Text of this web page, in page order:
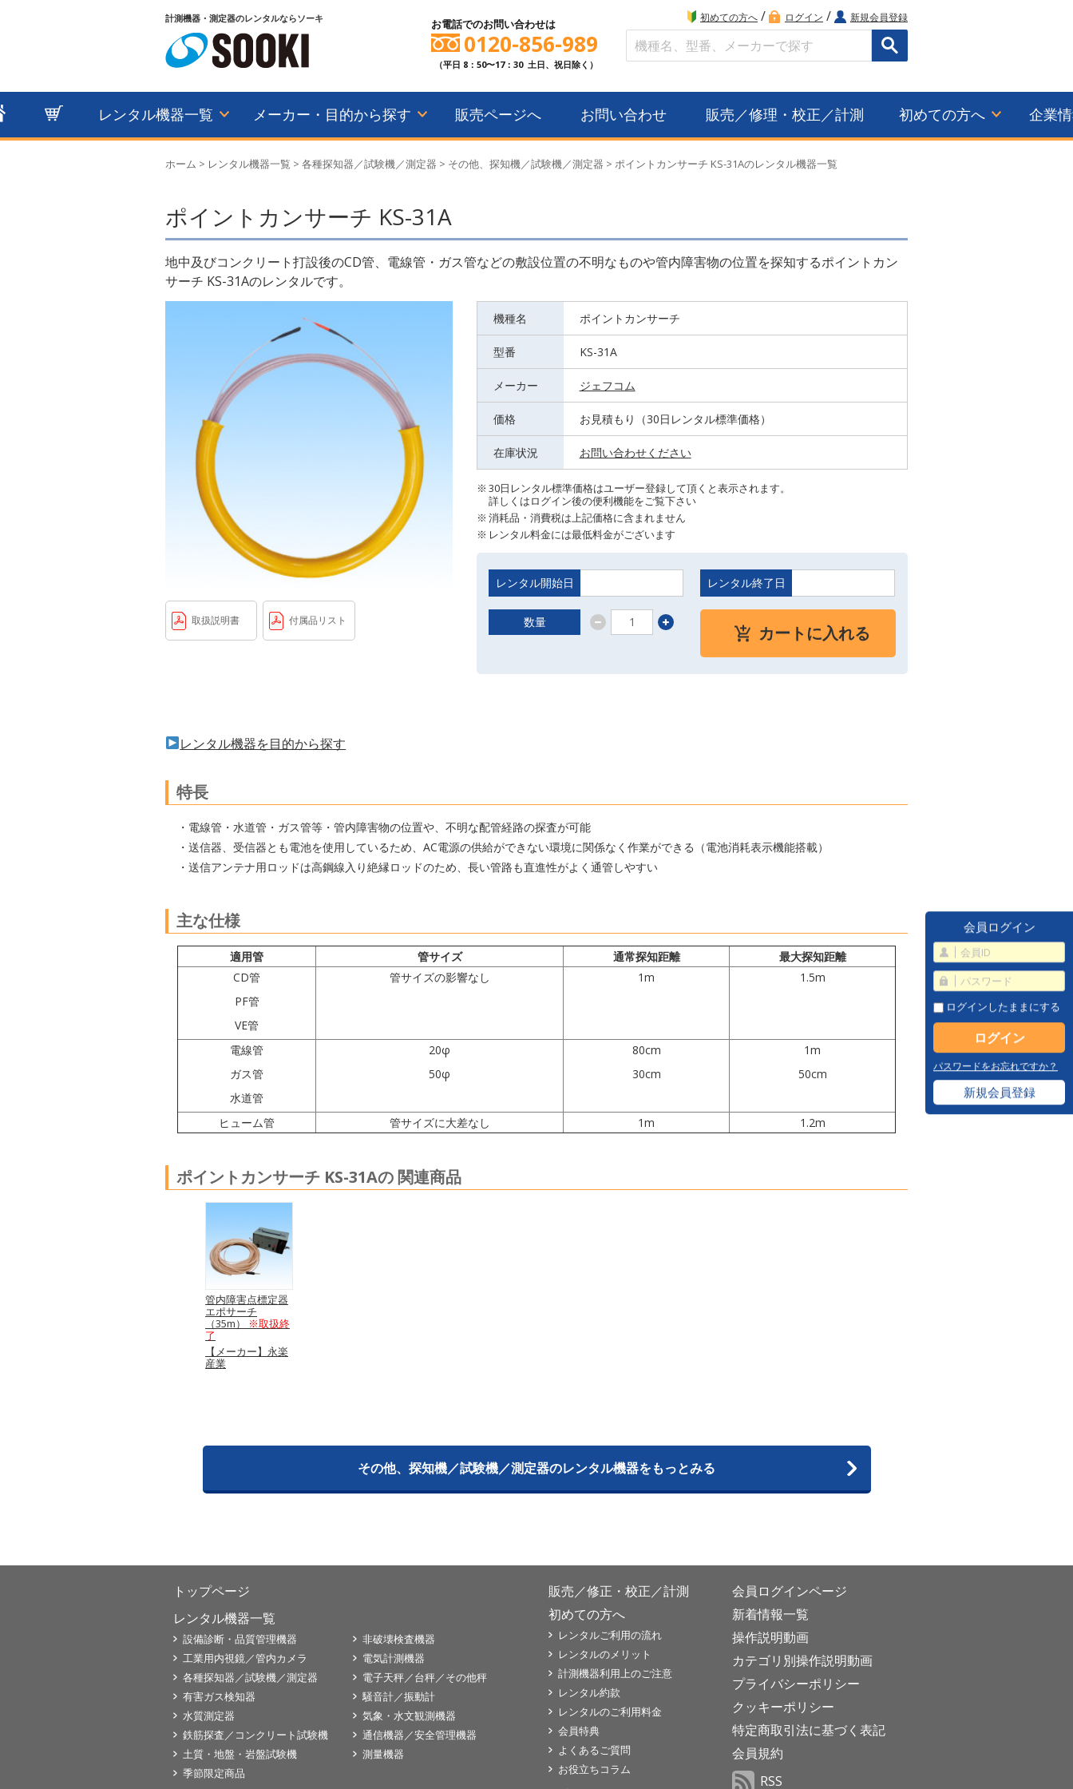
計測機器・測定器のレンタルならソーキ お電話でのお問い合わせは
0120-856-989
（平日 8：50〜17：30 土日、祝日除く）
初めての方へ / ログイン / 新規会員登録
レンタル機器一覧 メーカー・目的から探す 販売ページへ お問い合わせ 販売／修理・校正／計測 初めての方へ 企業
ホーム > レンタル機器一覧 > 各種探知器／試験機／測定器 > その他、探知機／試験機／測定器 > ポイントカンサーチ KS-31Aのレンタル機器一覧
ポイントカンサーチ KS-31A
地中及びコンクリート打設後のCD管、電線管・ガス管などの敷設位置の不明なものや管内障害物の位置を探知するポイントカン
サーチ KS-31Aのレンタルです。
取扱説明書 付属品リスト
機種名 ポイントカンサーチ
型番 KS-31A
メーカー ジェフコム
価格 お見積もり（30日レンタル標準価格）
在庫状況 お問い合わせください
30日レンタル標準価格はユーザー登録して頂くと表示されます。
詳しくはログイン後の便利機能をご覧下さい
消耗品・消費税は上記価格に含まれません
レンタル料金には最低料金がございます
レンタル開始日 レンタル終了日
数量
カートに入れる
レンタル機器を目的から探す
特長
・電線管・水道管・ガス管等・管内障害物の位置や、不明な配管経路の探査が可能
・送信器、受信器とも電池を使用しているため、AC電源の供給ができない環境に関係なく作業ができる（電池消耗表示機能搭載）
・送信アンテナ用ロッドは高鋼線入り絶縁ロッドのため、長い管路も直進性がよく通管しやすい
主な仕様
適用管 管サイズ 通常探知距離
最大探知距離
CD管
PF管
VE管
管サイズの影響なし 1m 1.5m
電線管
ガス管
水道管
20φ
50φ
80cm
30cm
1m
50cm
ヒューム管 管サイズに大差なし 1m 1.2m
ポイントカンサーチ KS-31Aの 関連商品
管内障害点標定器
エポサーチ
（35m）
※取扱終
了
【メーカー】永楽
産業
その他、探知機／試験機／測定器のレンタル機器をもっとみる
会員ログイン
ログインしたままにする
パスワードをお忘れですか？
新規会員登録
トップページ
レンタル機器一覧
設備診断・品質管理機器
非破壊検査機器
工業用内視鏡／管内カメラ
電気計測機器
各種探知器／試験機／測定器
電子天秤／台秤／その他秤
有害ガス検知器
騒音計／振動計
水質測定器
気象・水文観測機器
鉄筋探査／コンクリート試験機
通信機器／安全管理機器
土質・地盤・岩盤試験機
測量機器
季節限定商品
販売／修正・校正／計測
初めての方へ
レンタルご利用の流れ
レンタルのメリット
計測機器利用上のご注意
レンタル約款
レンタルのご利用料金
会員特典
よくあるご質問
お役立ちコラム
会員ログインページ
新着情報一覧
操作説明動画
カテゴリ別操作説明動画
プライバシーポリシー
クッキーポリシー
特定商取引法に基づく表記
会員規約
RSS